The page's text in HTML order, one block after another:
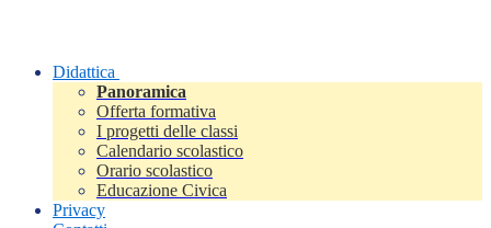
Didattica
Panoramica
Offerta formativa
I progetti delle classi
Calendario scolastico
Orario scolastico
Educazione Civica
Privacy